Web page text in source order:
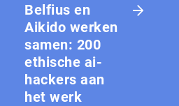
Belfius en
Aikido werken
samen: 200
ethische ai-
hackers aan
het werk